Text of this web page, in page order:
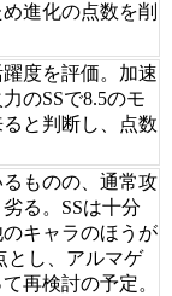
進化の点数を削
度を評価。加速
のSSで8.5のモ
と判断し、点数
ものの、通常攻
る。SSは十分
キャラのほうが
とし、アルマゲ
再検討の予定。